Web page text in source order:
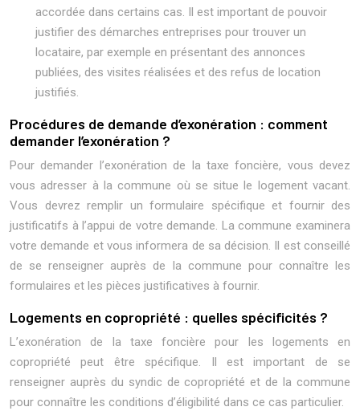
accordée dans certains cas. Il est important de pouvoir
justifier des démarches entreprises pour trouver un
locataire, par exemple en présentant des annonces
publiées, des visites réalisées et des refus de location
justifiés.
Procédures de demande d’exonération : comment
demander l’exonération ?
Pour demander l’exonération de la taxe foncière, vous devez
vous adresser à la commune où se situe le logement vacant.
Vous devrez remplir un formulaire spécifique et fournir des
justificatifs à l’appui de votre demande. La commune examinera
votre demande et vous informera de sa décision. Il est conseillé
de se renseigner auprès de la commune pour connaître les
formulaires et les pièces justificatives à fournir.
Logements en copropriété : quelles spécificités ?
L’exonération de la taxe foncière pour les logements en
copropriété peut être spécifique. Il est important de se
renseigner auprès du syndic de copropriété et de la commune
pour connaître les conditions d’éligibilité dans ce cas particulier.